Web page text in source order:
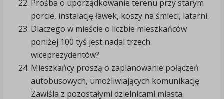
Prośba o uporządkowanie terenu przy starym
porcie, instalację ławek, koszy na śmieci, latarni.
Dlaczego w mieście o liczbie mieszkańców
poniżej 100 tyś jest nadal trzech
wiceprezydentów?
Mieszkańcy proszą o zaplanowanie połączeń
autobusowych, umożliwiających komunikację
Zawiśla z pozostałymi dzielnicami miasta.